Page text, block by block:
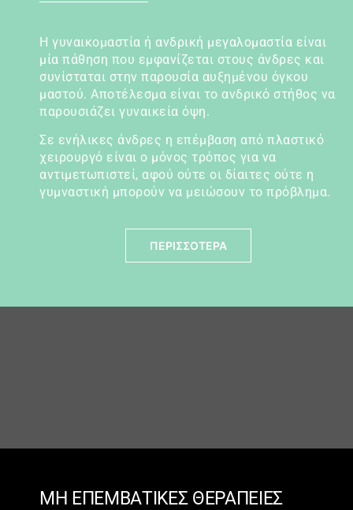
Η γυναικομαστία ή ανδρική μεγαλομαστία είναι
μία πάθηση που εμφανίζεται στους άνδρες και
συνίσταται στην παρουσία αυξημένου όγκου
μαστού. Αποτέλεσμα είναι το ανδρικό στήθος να
παρουσιάζει γυναικεία όψη.
Σε ενήλικες άνδρες η επέμβαση από πλαστικό
χειρουργό είναι ο μόνος τρόπος για να
αντιμετωπιστεί, αφού ούτε οι δίαιτες ούτε η
γυμναστική μπορούν να μειώσουν το πρόβλημα.
ΠΕΡΙΣΣΟΤΕΡΑ
ΜΗ ΕΠΕΜΒΑΤΙΚΕΣ ΘΕΡΑΠΕΙΕΣ